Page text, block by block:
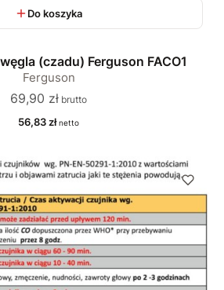
Do koszyka
(czadu) Ferguson FACO1
Ferguson
Cena
69,90 zł
Cena
56,83 zł